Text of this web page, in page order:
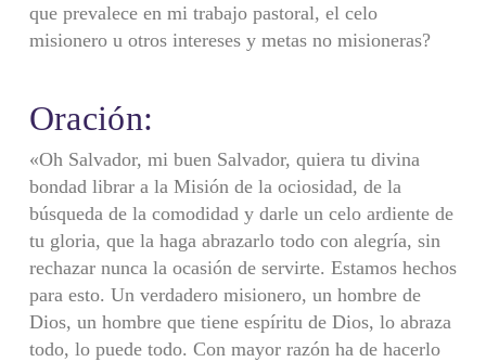
que prevalece en mi trabajo pastoral, el celo
misionero u otros intereses y metas no misioneras?
Oración:
«Oh Salvador, mi buen Salvador, quiera tu divina
bondad librar a la Misión de la ociosidad, de la
búsqueda de la comodidad y darle un celo ardiente de
tu gloria, que la haga abrazarlo todo con alegría, sin
rechazar nunca la ocasión de servirte. Estamos hechos
para esto. Un verdadero misionero, un hombre de
Dios, un hombre que tiene espíritu de Dios, lo abraza
todo, lo puede todo. Con mayor razón ha de hacerlo